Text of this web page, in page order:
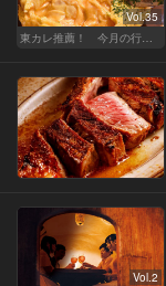
Vol.35
東カレ推薦！ 今月の行くべき店
Vol.2